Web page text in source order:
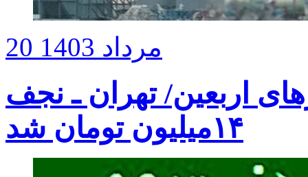
20 مرداد 1403
اربعین/ تهران ـ نجف
۱۴میلیون تومان شد